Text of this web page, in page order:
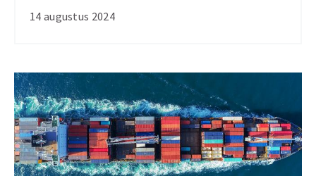
14 augustus 2024
over
en
innoveren
in
de
handel
en